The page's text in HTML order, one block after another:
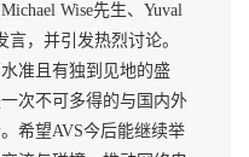
Wise先生、Yuval
言，并引发热烈讨论。
准且有独到见地的盛
次不可多得的与国内外
希望AVS今后能继续举